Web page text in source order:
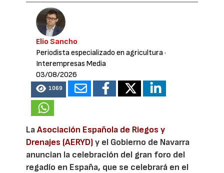
Elio Sancho
Periodista especializado en agricultura·
Interempresas Media
03/08/2026
1069
LaAsociación Española de Riegos y
Drenajes (AERYD)y el Gobierno de Navarra
anuncian la celebración del gran foro del
regadío en España, que se celebrará en el